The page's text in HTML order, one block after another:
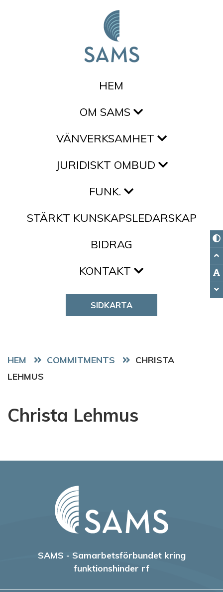
HEM
OM SAMS
VÄNVERKSAMHET
JURIDISKT OMBUD
FUNK.
STÄRKT KUNSKAPSLEDARSKAP
BIDRAG
KONTAKT
SIDKARTA
HEM COMMITMENTS
CHRISTA
LEHMUS
Christa Lehmus
SAMS - Samarbetsförbundet kring
funktionshinder rf